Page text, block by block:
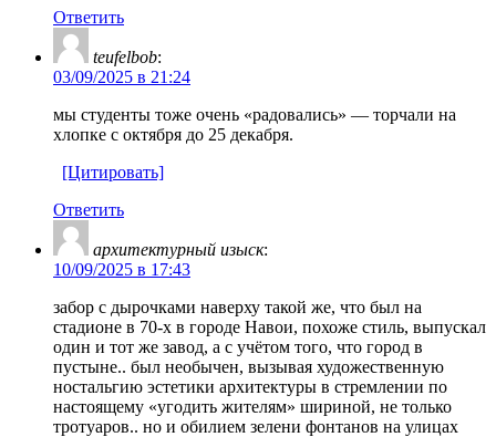
Ответить
teufelbob:
03/09/2025 в 21:24
мы студенты тоже очень «радовались» — торчали на
хлопке с октября до 25 декабря.
[Цитировать]
Ответить
архитектурный изыск:
10/09/2025 в 17:43
забор с дырочками наверху такой же, что был на
стадионе в 70-х в городе Навои, похоже стиль, выпускал
один и тот же завод, а с учётом того, что город в
пустыне.. был необычен, вызывая художественную
ностальгию эстетики архитектуры в стремлении по
настоящему «угодить жителям» шириной, не только
тротуаров.. но и обилием зелени фонтанов на улицах